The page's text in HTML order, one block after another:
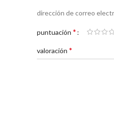
Tu dirección de correo
Tu puntuación *
Tu valoración *